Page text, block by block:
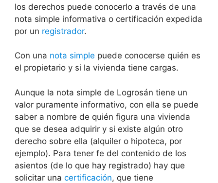
los derechos puede conocerlo a través de una
nota simple informativa o certificación expedida
por un registrador.
Con una nota simple puede conocerse quién es
el propietario y si la vivienda tiene cargas.
Aunque la nota simple de Logrosán tiene un
valor puramente informativo, con ella se puede
saber a nombre de quién figura una vivienda
que se desea adquirir y si existe algún otro
derecho sobre ella (alquiler o hipoteca, por
ejemplo). Para tener fe del contenido de los
asientos (de lo que hay registrado) hay que
solicitar una certificación, que tiene